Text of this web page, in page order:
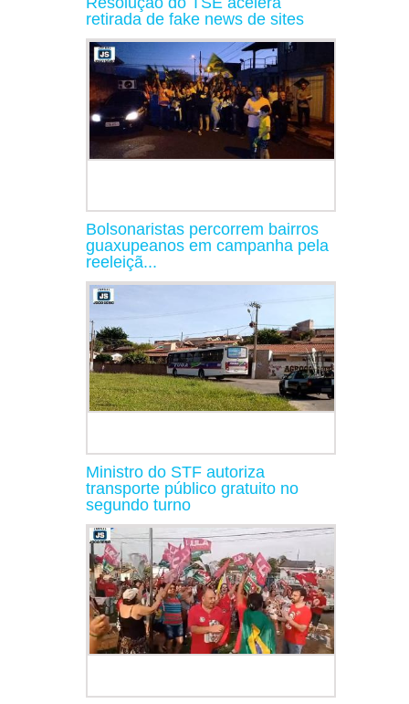
retirada de fake news de sites
Bolsonaristas percorrem bairros
guaxupeanos em campanha pela
reeleiçã...
Ministro do STF autoriza
transporte público gratuito no
segundo turno